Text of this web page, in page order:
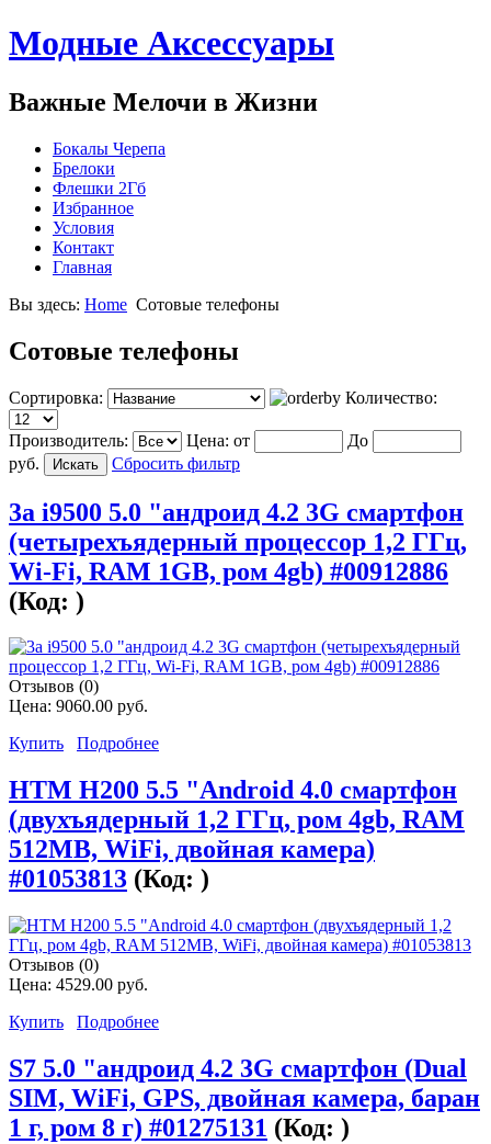
Модные Аксессуары
Важные Мелочи в Жизни
Бокалы Черепа
Брелоки
Флешки 2Гб
Избранное
Условия
Контакт
Главная
Вы здесь: Home Сотовые телефоны
Сотовые телефоны
Сортировка: Количество:
Производитель: Цена: от
До
руб.
Сбросить фильтр
3а i9500 5.0 "андроид 4.2 3G смартфон
(четырехъядерный процессор 1,2 ГГц,
Wi-Fi, RAM 1GB, ром 4gb) #00912886
(Код: )
Отзывов (0)
Цена: 9060.00 руб.
Купить
Подробнее
HTM H200 5.5 "Android 4.0 смартфон
(двухъядерный 1,2 ГГц, ром 4gb, RAM
512MB, WiFi, двойная камера)
#01053813 (Код: )
Отзывов (0)
Цена: 4529.00 руб.
Купить
Подробнее
S7 5.0 "андроид 4.2 3G смартфон (Dual
SIM, WiFi, GPS, двойная камера, баран
1 г, ром 8 г) #01275131 (Код: )